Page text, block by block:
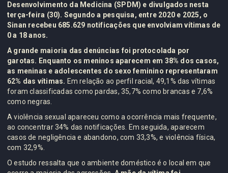
Desenvolvimento da Medicina (SPDM) e divulgados nesta
terça-feira (30). Segundo a pesquisa, entre 2020 e 2025, o
Sinan recebeu 685.629 notificações que envolviam vítimas de
0 a 18 anos.
A grande maioria das denúncias foi protocolada por
garotas. Enquanto os meninos aparecem em 38% dos casos,
as meninas e adolescentes do sexo feminino representaram
62% das vítimas. Em relação ao perfil racial, 49,1% das vítimas
foram classificadas como pardas, 35,7% como brancas e 7,6%
como negras.
A violência sexual apareceu como a ocorrência mais frequente,
ao concentrar 34% das notificações. Em seguida, aparecem
casos de negligência e abandono, com 33,3%, e violência física,
com 32,9%.
O estudo ressalta que o ambiente doméstico é o local em que